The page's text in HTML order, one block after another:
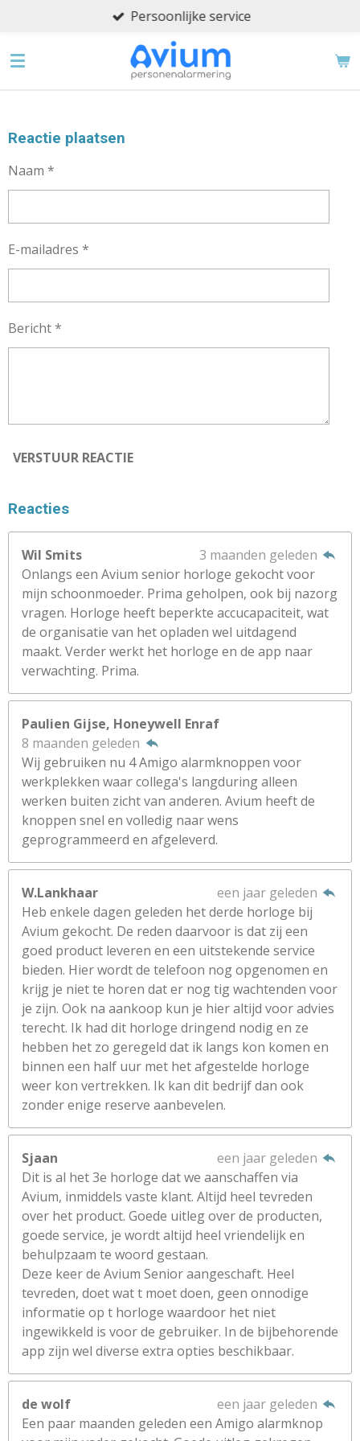
naar
Persoonlijke service
Reactie plaatsen
Naam *
E-mailadres *
Bericht *
VERSTUUR REACTIE
Reacties
Wil Smits
3 maanden geleden
Onlangs een Avium senior horloge gekocht voor
mijn schoonmoeder. Prima geholpen, ook bij nazorg
vragen. Horloge heeft beperkte accucapaciteit, wat
de organisatie van het opladen wel uitdagend
maakt. Verder werkt het horloge en de app naar
verwachting. Prima.
Paulien Gijse, Honeywell Enraf
8 maanden geleden
Wij gebruiken nu 4 Amigo alarmknoppen voor
werkplekken waar collega's langduring alleen
werken buiten zicht van anderen. Avium heeft de
knoppen snel en volledig naar wens
geprogrammeerd en afgeleverd.
W.Lankhaar
een jaar geleden
Heb enkele dagen geleden het derde horloge bij
Avium gekocht. De reden daarvoor is dat zij een
goed product leveren en een uitstekende service
bieden. Hier wordt de telefoon nog opgenomen en
krijg je niet te horen dat er nog tig wachtenden voor
je zijn. Ook na aankoop kun je hier altijd voor advies
terecht. Ik had dit horloge dringend nodig en ze
hebben het zo geregeld dat ik langs kon komen en
binnen een half uur met het afgestelde horloge
weer kon vertrekken. Ik kan dit bedrijf dan ook
zonder enige reserve aanbevelen.
Sjaan
een jaar geleden
Dit is al het 3e horloge dat we aanschaffen via
Avium, inmiddels vaste klant. Altijd heel tevreden
over het product. Goede uitleg over de producten,
goede service, je wordt altijd heel vriendelijk en
behulpzaam te woord gestaan.
Deze keer de Avium Senior aangeschaft. Heel
tevreden, doet wat t moet doen, geen onnodige
informatie op t horloge waardoor het niet
ingewikkeld is voor de gebruiker. In de bijbehorende
app zijn wel diverse extra opties beschikbaar.
de wolf
een jaar geleden
Een paar maanden geleden een Amigo alarmknop